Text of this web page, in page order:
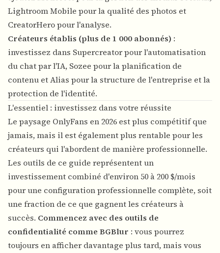
Lightroom Mobile pour la qualité des photos et
CreatorHero pour l'analyse.
Créateurs établis (plus de 1 000 abonnés) :
investissez dans Supercreator pour l'automatisation
du chat par l'IA, Sozee pour la planification de
contenu et Alias ​​pour la structure de l'entreprise et la
protection de l'identité.
L'essentiel : investissez dans votre réussite
Le paysage OnlyFans en 2026 est plus compétitif que
jamais, mais il est également plus rentable pour les
créateurs qui l'abordent de manière professionnelle.
Les outils de ce guide représentent un
investissement combiné d'environ 50 à 200 $/mois
pour une configuration professionnelle complète, soit
une fraction de ce que gagnent les créateurs à
succès. Commencez avec des outils de
confidentialité comme BGBlur : vous pourrez
toujours en afficher davantage plus tard, mais vous